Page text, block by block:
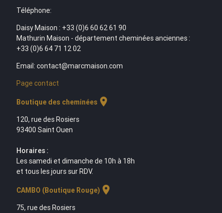
Téléphone:
Daisy Maison : +33 (0)6 60 62 61 90
Mathurin Maison - département cheminées anciennes :
+33 (0)6 64 71 12 02
Email: contact@marcmaison.com
Page contact
Boutique des cheminées location_on
120, rue des Rosiers
93400 Saint Ouen
Horaires :
Les samedi et dimanche de 10h à 18h
et tous les jours sur RDV.
CAMBO (Boutique Rouge) location_on
75, rue des Rosiers